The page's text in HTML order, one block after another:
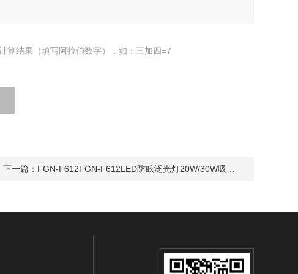
算结果（填写阿拉伯数字），如：三加四=7
下一篇： FGN-F612FGN-F612LED防眩泛光灯20W/30W吸顶安装